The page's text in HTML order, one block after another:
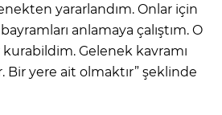
yararlandım. Onlar için
anlamaya çalıştım. O
Gelenek kavramı
yere ait olmaktır” şeklinde